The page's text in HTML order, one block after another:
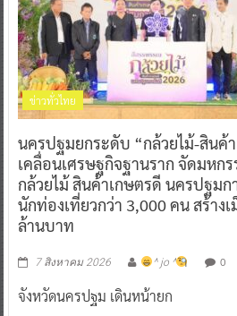
ข่าวทั่วไทย
นครปฐมยกระดับ “กล้วยไม้-สิน
เคลื่อนเศรษฐกิจฐานราก จัดมหก
กล้วยไม้ สินค้าเกษตรดี นครปฐมก
นักท่องเที่ยวกว่า 3,000 คน สร้าง
ล้านบาท
7 สิงหาคม 2026 ^ jo ^ 0
จังหวัดนครปฐม เดินหน้ายก